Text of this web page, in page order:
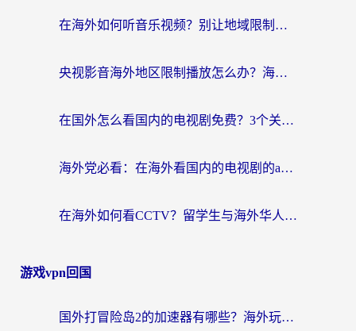
在海外如何听音乐视频？别让地域限制挡住你的华语旋律
央视影音海外地区限制播放怎么办？海外华人必看的追剧自由指南
在国外怎么看国内的电视剧免费？3个关键步骤+1款靠谱加速器帮你搞定
海外党必看：在海外看国内的电视剧的app选对了吗？3步解决地域限制烦恼
在海外如何看CCTV？留学生与海外华人的实用回国加速指南
游戏vpn回国
国外打冒险岛2的加速器有哪些？海外玩家国服畅玩全攻略（附实测推荐）